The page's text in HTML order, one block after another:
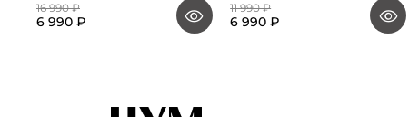
16 990 ₽
6 990 ₽
11 990 ₽
6 990 ₽